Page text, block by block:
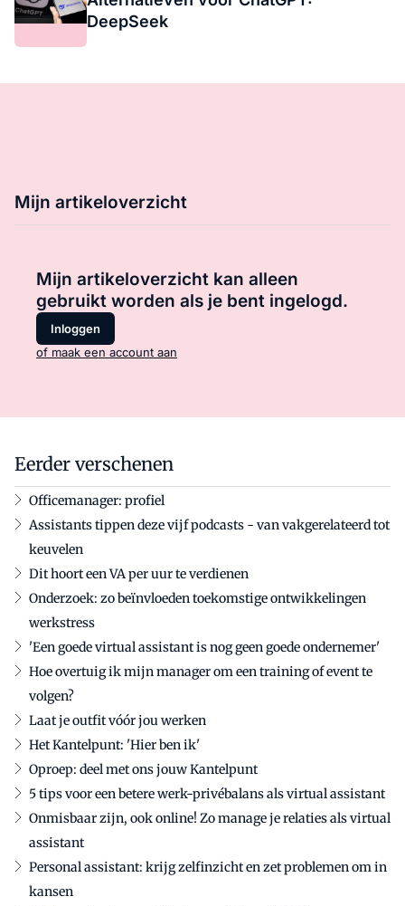
DeepSeek
Mijn artikeloverzicht
Mijn artikeloverzicht kan alleen
gebruikt worden als je bent ingelogd.
Inloggen
of maak een account aan
Eerder verschenen
Officemanager: profiel
Assistants tippen deze vijf podcasts - van vakgerelateerd tot
keuvelen
Dit hoort een VA per uur te verdienen
Onderzoek: zo beïnvloeden toekomstige ontwikkelingen
werkstress
'Een goede virtual assistant is nog geen goede ondernemer'
Hoe overtuig ik mijn manager om een training of event te
volgen?
Laat je outfit vóór jou werken
Het Kantelpunt: 'Hier ben ik'
Oproep: deel met ons jouw Kantelpunt
5 tips voor een betere werk-privébalans als virtual assistant
Onmisbaar zijn, ook online! Zo manage je relaties als virtual
assistant
Personal assistant: krijg zelfinzicht en zet problemen om in
kansen